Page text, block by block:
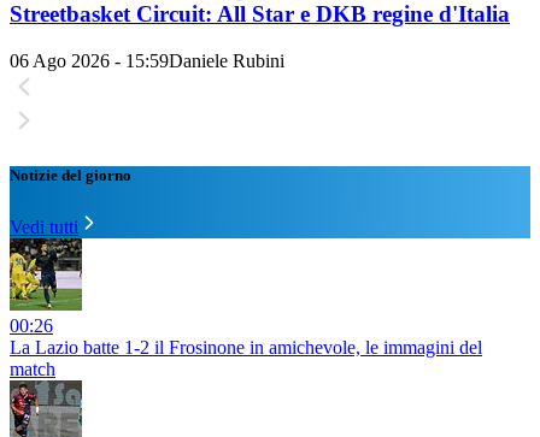
Streetbasket Circuit: All Star e DKB regine d'Italia
06 Ago 2026 - 15:59Daniele Rubini
Notizie del giorno
Vedi tutti
00:26
La Lazio batte 1-2 il Frosinone in amichevole, le immagini del
match